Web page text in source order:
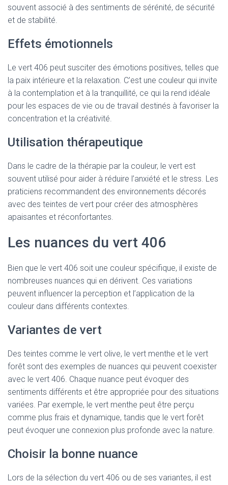
souvent associé à des sentiments de sérénité, de sécurité
et de stabilité.
Effets émotionnels
Le vert 406 peut susciter des émotions positives, telles que
la paix intérieure et la relaxation. C’est une couleur qui invite
à la contemplation et à la tranquillité, ce qui la rend idéale
pour les espaces de vie ou de travail destinés à favoriser la
concentration et la créativité.
Utilisation thérapeutique
Dans le cadre de la thérapie par la couleur, le vert est
souvent utilisé pour aider à réduire l’anxiété et le stress. Les
praticiens recommandent des environnements décorés
avec des teintes de vert pour créer des atmosphères
apaisantes et réconfortantes.
Les nuances du vert 406
Bien que le vert 406 soit une couleur spécifique, il existe de
nombreuses nuances qui en dérivent. Ces variations
peuvent influencer la perception et l’application de la
couleur dans différents contextes.
Variantes de vert
Des teintes comme le vert olive, le vert menthe et le vert
forêt sont des exemples de nuances qui peuvent coexister
avec le vert 406. Chaque nuance peut évoquer des
sentiments différents et être appropriée pour des situations
variées. Par exemple, le vert menthe peut être perçu
comme plus frais et dynamique, tandis que le vert forêt
peut évoquer une connexion plus profonde avec la nature.
Choisir la bonne nuance
Lors de la sélection du vert 406 ou de ses variantes, il est